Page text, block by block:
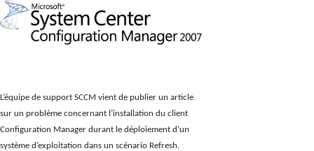
L’équipe de support SCCM vient de publier un article
sur un problème concernant l’installation du client
Configuration Manager durant le déploiement d’un
système d’exploitation dans un scénario Refresh.